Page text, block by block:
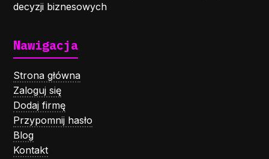
decyzji biznesowych
Nawigacja
Strona główna
Zaloguj się
Dodaj firmę
Przypomnij hasło
Blog
Kontakt